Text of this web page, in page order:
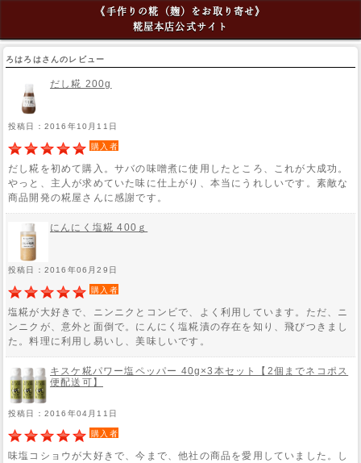
《手作りの糀（麹）をお取り寄せ》
糀屋本店公式サイト
ろはろはさんのレビュー
だし糀 200g
投稿日：2016年10月11日
購入者
だし糀を初めて購入。サバの味噌煮に使用したところ、これが大成功。
やっと、主人が求めていた味に仕上がり、本当にうれしいです。素敵な
商品開発の糀屋さんに感謝です。
にんにく塩糀 400ｇ
投稿日：2016年06月29日
購入者
塩糀が大好きで、ニンニクとコンビで、よく利用しています。ただ、ニ
ンニクが、意外と面倒で。にんにく塩糀漬の存在を知り、飛びつきまし
た。料理に利用し易いし、美味しいです。
キスケ糀パワー塩ペッパー 40g×3本セット【2個までネコポス
便配送可】
投稿日：2016年04月11日
購入者
味塩コショウが大好きで、今まで、他社の商品を愛用していました。し